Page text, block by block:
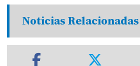
Noticias Relacionadas